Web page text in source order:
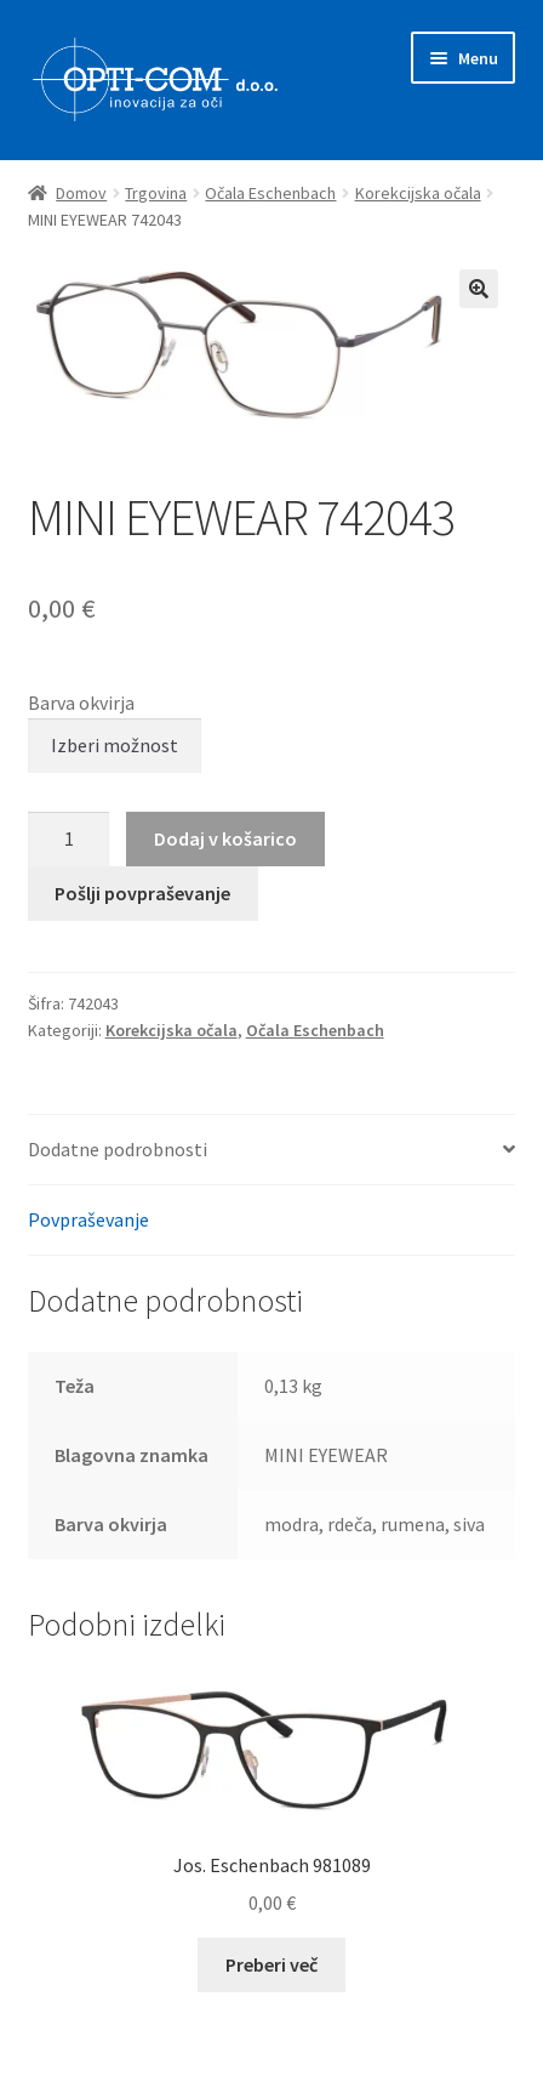
Skip
to
navigation
Skip
to
content
Menu
Prodajni program
child
Novice
menu
Zastopstva
O nas
Domov Trgovina Očala Eschenbach
Korekcijska očala
MINI EYEWEAR 742043
MINI EYEWEAR 742043
0,00 €
Barva okvirja
742043
Dodaj v košarico
Pošlji povpraševanje
Šifra: 742043
Kategoriji: Korekcijska očala, Očala Eschenbach
Dodatne podrobnosti
Povpraševanje
Dodatne podrobnosti
Teža 0,13 kg
Blagovna znamka MINI EYEWEAR
Barva okvirja modra, rdeča, rumena, siva
Podobni izdelki
Jos. Eschenbach 981089
0,00 €
Preberi več